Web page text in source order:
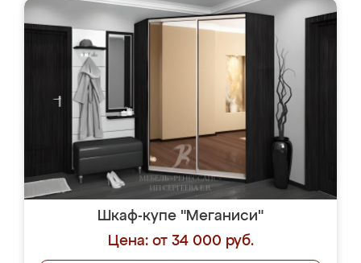
Шкаф-купе "Меганиси"
Цена: от 34 000 руб.